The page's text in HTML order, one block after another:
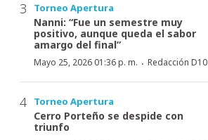
Torneo Apertura
Nanni: “Fue un semestre muy
positivo, aunque queda el sabor
amargo del final”
Mayo 25, 2026 01:36 p. m. · Redacción D10
Torneo Apertura
Cerro Porteño se despide con
triunfo